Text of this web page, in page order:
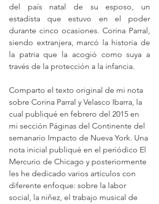
del país natal de su esposo, un
estadista que estuvo en el poder
durante cinco ocasiones. Corina Parral,
siendo extranjera, marcó la historia de
la patria que la acogió como suya a
través de la protección a la infancia.
Comparto el texto original de mi nota
sobre Corina Parral y Velasco Ibarra, la
cual publiqué en febrero del 2015 en
mi sección Páginas del Continente del
semanario Impacto de Nueva York. Una
nota inicial publiqué en el periódico El
Mercurio de Chicago y posteriormente
les he dedicado varios artículos con
diferente enfoque: sobre la labor
social, la niñez, el trabajo musical de